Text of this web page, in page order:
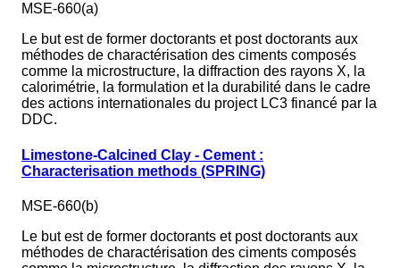
MSE-660(a)
Le but est de former doctorants et post doctorants aux
méthodes de charactérisation des ciments composés
comme la microstructure, la diffraction des rayons X, la
calorimétrie, la formulation et la durabilité dans le cadre
des actions internationales du project LC3 financé par la
DDC.
Limestone-Calcined Clay - Cement :
Characterisation methods (SPRING)
MSE-660(b)
Le but est de former doctorants et post doctorants aux
méthodes de charactérisation des ciments composés